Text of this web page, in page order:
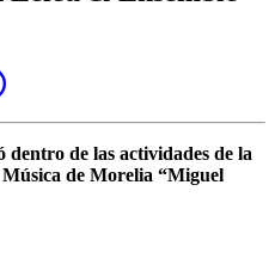
dentro de las actividades de la
de Morelia “Miguel